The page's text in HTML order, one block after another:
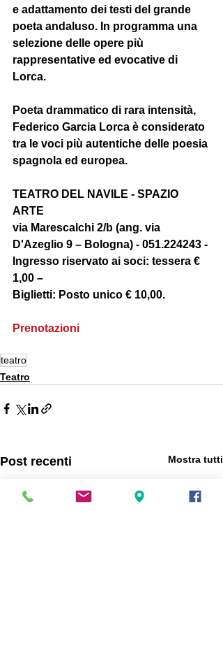
e adattamento dei testi del grande
poeta andaluso. In programma una
selezione delle opere più
rappresentative ed evocative di
Lorca.
Poeta drammatico di rara intensità,
Federico Garcia Lorca è considerato
tra le voci più autentiche delle poesia
spagnola ed europea.
TEATRO DEL NAVILE - SPAZIO
ARTE
via Marescalchi 2/b (ang. via
D'Azeglio 9 – Bologna) - 051.224243 -
Ingresso riservato ai soci: tessera €
1,00 –
Biglietti: Posto unico € 10,00.
Prenotazioni
teatro
Teatro
Post recenti Mostra tutti